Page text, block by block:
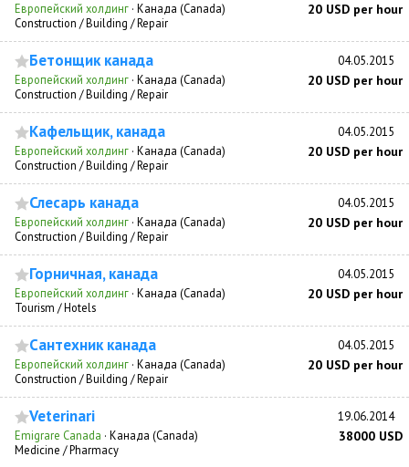
Европейский холдинг · Канада (Canada) 20 USD per hour
Construction / Building / Repair
Бетонщик канада 04.05.2015
Европейский холдинг · Канада (Canada) 20 USD per hour
Construction / Building / Repair
Кафельщик, канада 04.05.2015
Европейский холдинг · Канада (Canada) 20 USD per hour
Construction / Building / Repair
Слесарь канада 04.05.2015
Европейский холдинг · Канада (Canada) 20 USD per hour
Construction / Building / Repair
Горничная, канада 04.05.2015
Европейский холдинг · Канада (Canada) 20 USD per hour
Tourism / Hotels
Сантехник канада 04.05.2015
Европейский холдинг · Канада (Canada) 20 USD per hour
Construction / Building / Repair
Veterinari 19.06.2014
Emigrare Canada · Канада (Canada) 38000 USD
Medicine / Pharmacy